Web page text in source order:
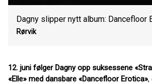
Dagny slipper nytt album: Dancefloor
Rørvik
12. juni følger Dagny opp suksessene
«Elle» med dansbare «Dancefloor Erotica»,